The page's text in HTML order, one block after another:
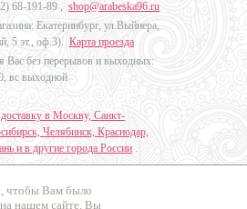
чтобы Вам было
нашем сайте. Вы
68-191-89 , shop@arabeska96.ru
Екатеринбург, ул.Выйнера,
5 эт., оф.3). Карта проезда
Вас без перерывов и выходных:
вс выходной
доставку в Москву, Санкт-
Челябинск, Краснодар,
и в другие города России .
Мальцева